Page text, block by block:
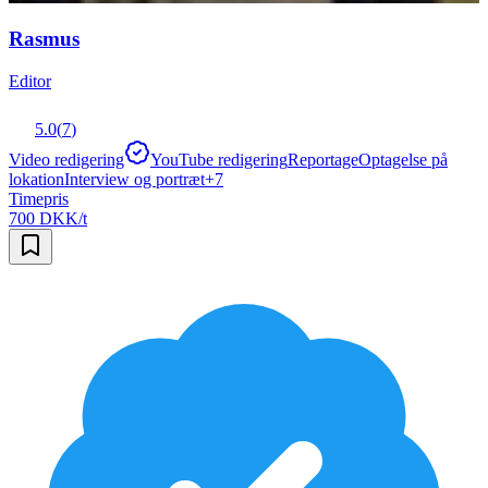
Rasmus
Editor
5.0(7)
Video redigering
YouTube redigeringReportageOptagelse på
lokationInterview og portræt+7
Timepris
700 DKK/t